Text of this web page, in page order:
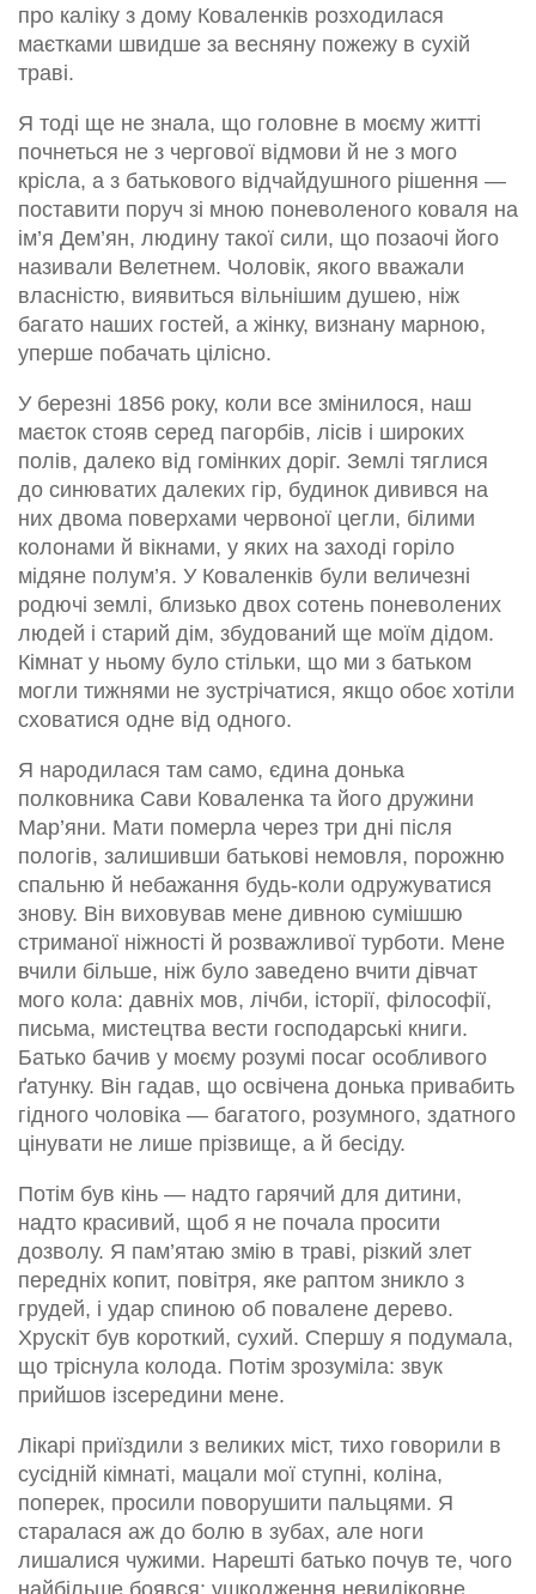
про каліку з дому Коваленків розходилася
маєтками швидше за весняну пожежу в сухій
траві.
Я тоді ще не знала, що головне в моєму житті
почнеться не з чергової відмови й не з мого
крісла, а з батькового відчайдушного рішення —
поставити поруч зі мною поневоленого коваля на
ім’я Дем’ян, людину такої сили, що позаочі його
називали Велетнем. Чоловік, якого вважали
власністю, виявиться вільнішим душею, ніж
багато наших гостей, а жінку, визнану марною,
уперше побачать цілісно.
У березні 1856 року, коли все змінилося, наш
маєток стояв серед пагорбів, лісів і широких
полів, далеко від гомінких доріг. Землі тяглися
до синюватих далеких гір, будинок дивився на
них двома поверхами червоної цегли, білими
колонами й вікнами, у яких на заході горіло
мідяне полум’я. У Коваленків були величезні
родючі землі, близько двох сотень поневолених
людей і старий дім, збудований ще моїм дідом.
Кімнат у ньому було стільки, що ми з батьком
могли тижнями не зустрічатися, якщо обоє хотіли
сховатися одне від одного.
Я народилася там само, єдина донька
полковника Сави Коваленка та його дружини
Мар’яни. Мати померла через три дні після
пологів, залишивши батькові немовля, порожню
спальню й небажання будь-коли одружуватися
знову. Він виховував мене дивною сумішшю
стриманої ніжності й розважливої турботи. Мене
вчили більше, ніж було заведено вчити дівчат
мого кола: давніх мов, лічби, історії, філософії,
письма, мистецтва вести господарські книги.
Батько бачив у моєму розумі посаг особливого
ґатунку. Він гадав, що освічена донька привабить
гідного чоловіка — багатого, розумного, здатного
цінувати не лише прізвище, а й бесіду.
Потім був кінь — надто гарячий для дитини,
надто красивий, щоб я не почала просити
дозволу. Я пам’ятаю змію в траві, різкий злет
передніх копит, повітря, яке раптом зникло з
грудей, і удар спиною об повалене дерево.
Хрускіт був короткий, сухий. Спершу я подумала,
що тріснула колода. Потім зрозуміла: звук
прийшов ізсередини мене.
Лікарі приїздили з великих міст, тихо говорили в
сусідній кімнаті, мацали мої ступні, коліна,
поперек, просили поворушити пальцями. Я
старалася аж до болю в зубах, але ноги
лишалися чужими. Нарешті батько почув те, чого
найбільше боявся: ушкодження невиліковне,